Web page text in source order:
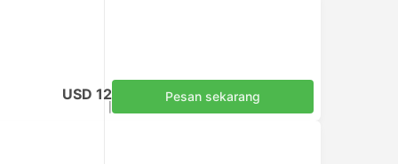
USD 12 Pesan sekarang